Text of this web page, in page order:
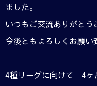
ました。
いつもご交流ありがとう
今後ともよろしくお願い
4種リーグに向けて「4